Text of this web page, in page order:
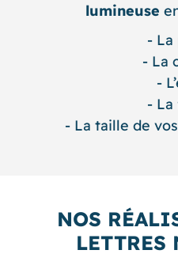
lumineuse
La
La
La
La taille de vos
NOS
LETTRES